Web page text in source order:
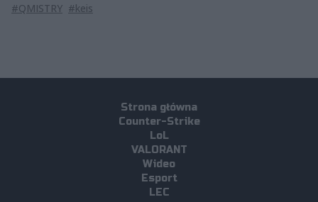
#QMISTRY #keis
Strona główna
Counter-Strike
LoL
VALORANT
Wideo
Esport
LEC